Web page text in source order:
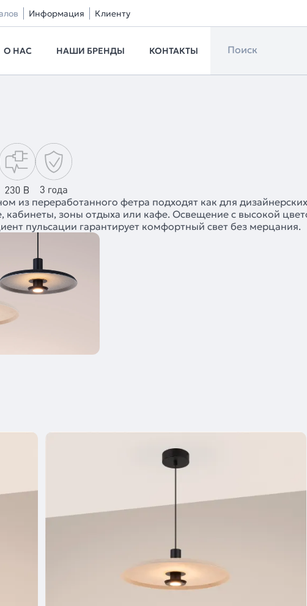
Информация Клиенту
О НАС НАШИ БРЕНДЫ КОНТАКТЫ
из переработанного фетра подходят как для
зоны отдыха или кафе. Освещение с высокой
пульсации гарантирует комфортный свет без мерцания.